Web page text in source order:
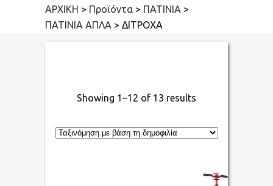
ΑΡΧΙΚΗ > Προϊόντα > ΠΑΤΙΝΙΑ >
ΠΑΤΙΝΙΑ ΑΠΛΑ > ΔΙΤΡΟΧΑ
Showing 1–12 of 13 results